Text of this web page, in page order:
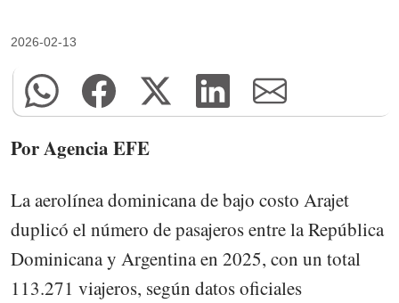
2026-02-13
Por Agencia EFE
La aerolínea dominicana de bajo costo Arajet
duplicó el número de pasajeros entre la República
Dominicana y Argentina en 2025, con un total
113.271 viajeros, según datos oficiales